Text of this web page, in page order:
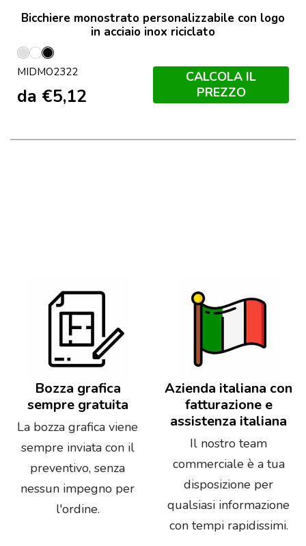
Bicchiere monostrato personalizzabile con logo
in acciaio inox riciclato
Argento
Opaco
Bianco
Nero
MIDMO2322
da €5,12
CALCOLA IL
PREZZO
Bozza grafica
sempre gratuita
La bozza grafica viene
sempre inviata con il
preventivo, senza
nessun impegno per
l'ordine.
Azienda italiana con
fatturazione e
assistenza italiana
Il nostro team
commerciale è a tua
disposizione per
qualsiasi informazione
con tempi rapidissimi.